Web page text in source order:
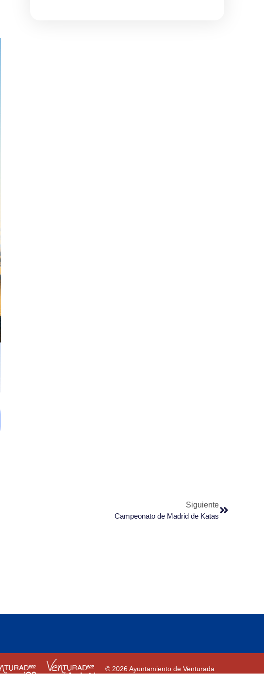
Siguiente
Campeonato de Madrid de Katas
© 2026 Ayuntamiento de Venturada